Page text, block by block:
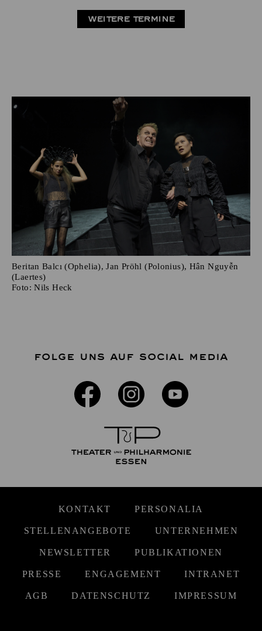
WEITERE TERMINE
Beritan Balcı (Ophelia), Jan Pröhl (Polonius), Hân Nguyễn
(Laertes)
Foto: Nils Heck
FOLGE UNS AUF SOCIAL MEDIA
KONTAKT PERSONALIA
STELLENANGEBOTE UNTERNEHMEN
NEWSLETTER PUBLIKATIONEN
PRESSE ENGAGEMENT INTRANET
AGB DATENSCHUTZ IMPRESSUM